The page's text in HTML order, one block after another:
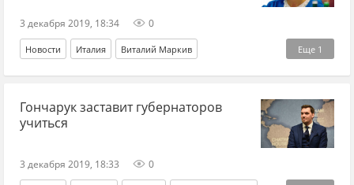
3 декабря 2019, 18:34 0
Еще 1
Новости Италия Виталий Маркив
Людмила Денисова
Гончарук заставит губернаторов
учиться
3 декабря 2019, 18:33 0